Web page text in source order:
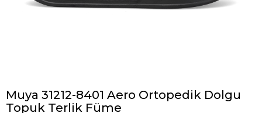
Muya 31212-8401 Aero Ortopedik Dolgu
Topuk Terlik Füme